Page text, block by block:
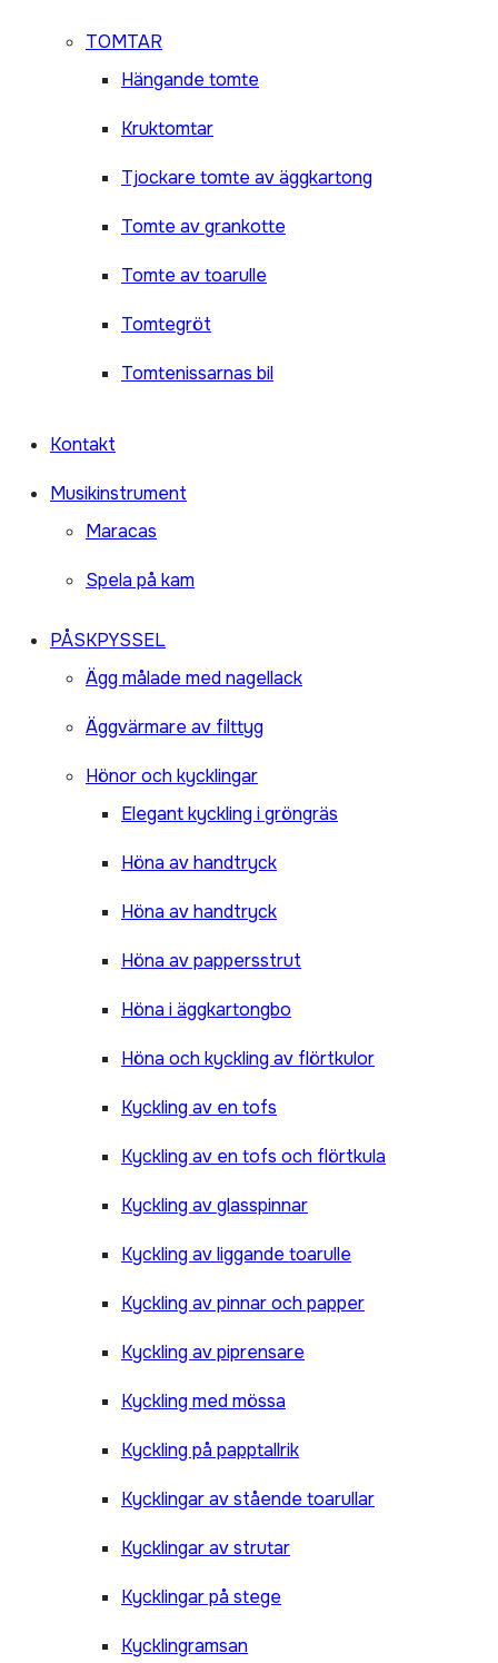
TOMTAR
Hängande tomte
Kruktomtar
Tjockare tomte av äggkartong
Tomte av grankotte
Tomte av toarulle
Tomtegröt
Tomtenissarnas bil
Kontakt
Musikinstrument
Maracas
Spela på kam
PÅSKPYSSEL
Ägg målade med nagellack
Äggvärmare av filttyg
Hönor och kycklingar
Elegant kyckling i gröngräs
Höna av handtryck
Höna av handtryck
Höna av pappersstrut
Höna i äggkartongbo
Höna och kyckling av flörtkulor
Kyckling av en tofs
Kyckling av en tofs och flörtkula
Kyckling av glasspinnar
Kyckling av liggande toarulle
Kyckling av pinnar och papper
Kyckling av piprensare
Kyckling med mössa
Kyckling på papptallrik
Kycklingar av stående toarullar
Kycklingar av strutar
Kycklingar på stege
Kycklingramsan